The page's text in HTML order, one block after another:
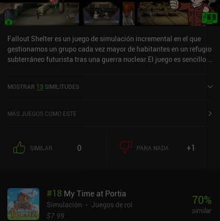
Fallout Shelter es un juego de simulación incremental en el que
gestionamos un grupo cada vez mayor de habitantes en un refugio
subterráneo futurista tras una guerra nuclear.El juego es sencillo e
nuestra cámara acorazada, como construir generadores de
habitaciones. Desde el principio, da la sensación de que se trata de
más habitantes mediante embarazos o llamando a nuevos
habitantes del páramo. Los moradores tienen distintos atributos
encontrar armas para proteger la bóveda explorando el páramo y
completando misiones.Como los recursos necesarios para
expandir nuestra bóveda llegan lentamente, constantemente
MOSTRAR 13 SIMILITUDES
MÁS JUEGOS COMO ESTE
SIMILAR 0 PARA NADA +1
#18 My Time at Portia
Simulación
Juegos de rol
$7.99
70%
similar